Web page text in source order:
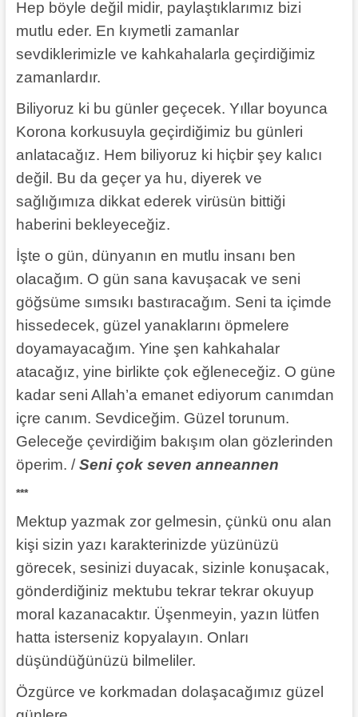
Hep böyle değil midir, paylaştıklarımız bizi
mutlu eder. En kıymetli zamanlar
sevdiklerimizle ve kahkahalarla geçirdiğimiz
zamanlardır.
Biliyoruz ki bu günler geçecek. Yıllar boyunca
Korona korkusuyla geçirdiğimiz bu günleri
anlatacağız. Hem biliyoruz ki hiçbir şey kalıcı
değil. Bu da geçer ya hu, diyerek ve
sağlığımıza dikkat ederek virüsün bittiği
haberini bekleyeceğiz.
İşte o gün, dünyanın en mutlu insanı ben
olacağım. O gün sana kavuşacak ve seni
göğsüme sımsıkı bastıracağım. Seni ta içimde
hissedecek, güzel yanaklarını öpmelere
doyamayacağım. Yine şen kahkahalar
atacağız, yine birlikte çok eğleneceğiz. O güne
kadar seni Allah’a emanet ediyorum canımdan
içre canım. Sevdiceğim. Güzel torunum.
Geleceğe çevirdiğim bakışım olan gözlerinden
öperim. /Seni çok seven anneannen
***
Mektup yazmak zor gelmesin, çünkü onu alan
kişi sizin yazı karakterinizde yüzünüzü
görecek, sesinizi duyacak, sizinle konuşacak,
gönderdiğiniz mektubu tekrar tekrar okuyup
moral kazanacaktır. Üşenmeyin, yazın lütfen
hatta isterseniz kopyalayın. Onları
düşündüğünüzü bilmeliler.
Özgürce ve korkmadan dolaşacağımız güzel